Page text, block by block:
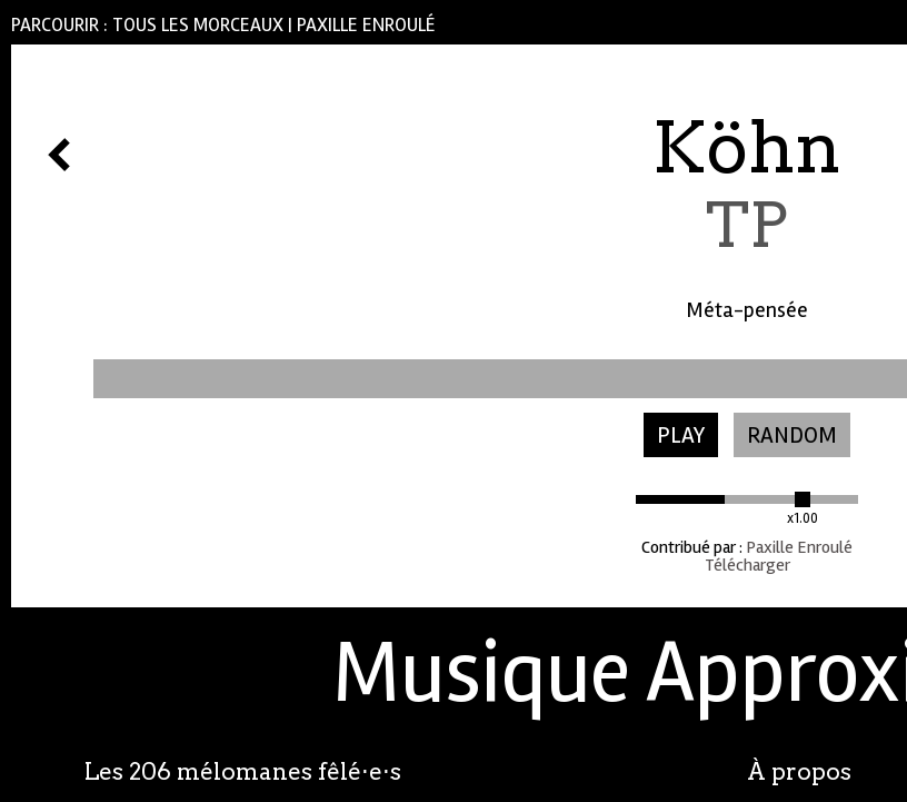
PARCOURIR : TOUS LES MORCEAUX | PAXILLE ENROULÉ
Köhn
TP
Méta-pensée
PLAY RANDOM
x1.00
Contribué par: Paxille Enroulé
Télécharger
Musique
À propos
Les 206 mélomanes fêlé⋅e⋅s